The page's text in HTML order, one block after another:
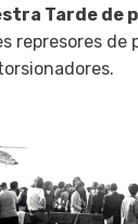
Tarde de
represores de